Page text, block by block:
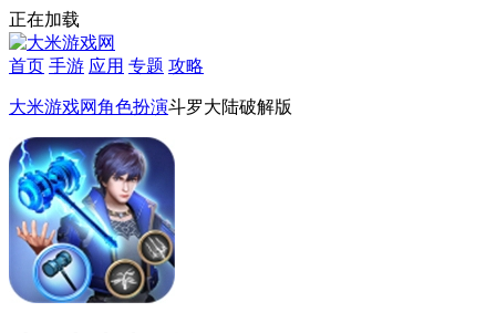
正在加载
首页 手游 应用 专题 攻略
大米游戏网角色扮演斗罗大陆破解版